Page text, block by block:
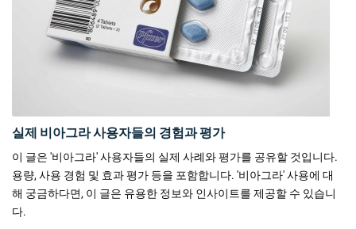
실제 비아그라 사용자들의 경험과 평가
이 글은 '비아그라' 사용자들의 실제 사례와 평가를 공유할 것입니다.
용량, 사용 경험 및 효과 평가 등을 포함합니다. '비아그라' 사용에 대
해 궁금하다면, 이 글은 유용한 정보와 인사이트를 제공할 수 있습니
다.